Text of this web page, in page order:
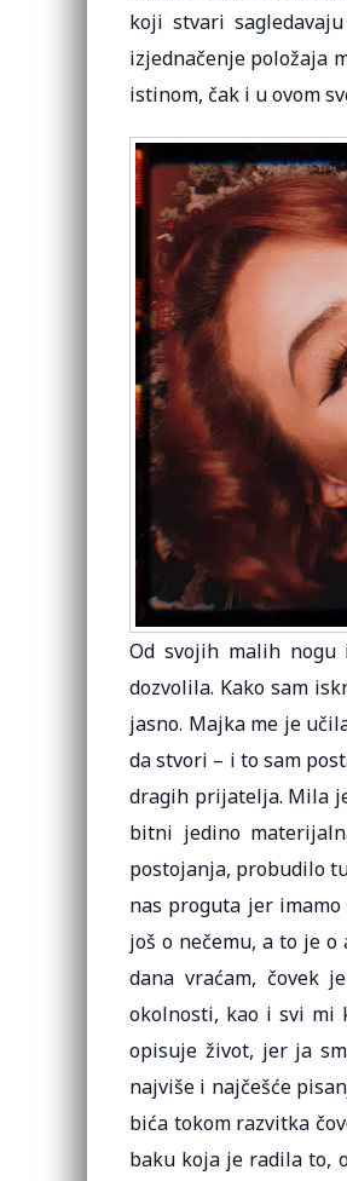
koji stvari
izjednačenje položaja
istinom, čak i u ovom
Od svojih malih
dozvolila. Kako sam
jasno. Majka me je
da stvori – i to sam
dragih prijatelja. Mila
bitni jedino
postojanja, probudilo
nas proguta jer
još o nečemu, a to je
dana vraćam, čovek
okolnosti, kao i svi mi
opisuje život, jer ja
najviše i najčešće
bića tokom razvitka
baku koja je radila to,